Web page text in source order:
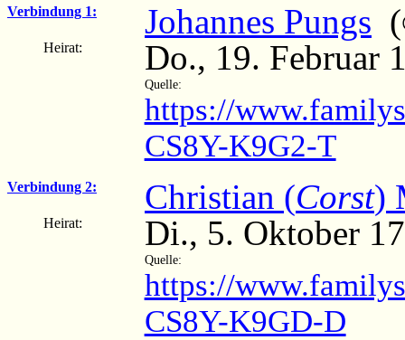
Verbindung 1: Johannes Pungs
Heirat: Do., 19. Februar
Quelle:
https://
CS8Y-K9G2-T
Verbindung 2: Christian (Corst)
Heirat: Di., 5. Oktober
Quelle:
https://
CS8Y-K9GD-D